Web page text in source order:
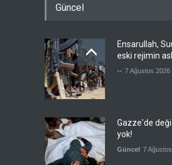
Güncel
Ensarullah,
eski rejimin
-- 7 Ağustos 2026
Gazze'de
yok!
Güncel 7